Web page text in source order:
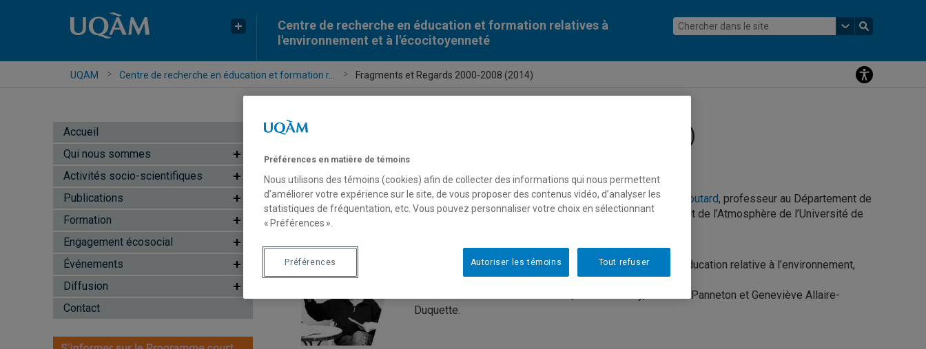
Centre de recherche en éducation et formation relatives à
l'environnement et à l'écocitoyenneté
UQAM Centre de recherche en éducation et formation r... Fragments et Regards 2000-2008 (2014)
Accueil
Qui nous sommes
Activités socio-scientifiques
Publications
Formation
Engagement écosocial
Événements
Diffusion
Contact
Fragments et Regards 2000-2008 (2014)
Un espace numérique a été dédié à la mémoire d’Armel Boutard, professeur au Département de
physique puis au Département des sciences de la Terre et de l’Atmosphère de l’Université de
Une production de la Chaire de recherche du Canada en éducation relative à l’environnement,
sous la direction de Patrick Charland.
Collaborateur.rice.s : Lucie Sauvé, Victor Garibay, Francine Panneton et Geneviève Allaire-
Duquette.
Préférences en matière de témoins
Nous utilisons des témoins (cookies) afin de collecter des informations qui nous permettent
d’améliorer votre expérience sur le site, de vous proposer des contenus vidéo, d’analyser les
statistiques de fréquentation, etc. Vous pouvez personnaliser votre choix en sélectionnant
« Préférences ».
Tout refuser
Autoriser les témoins
Préférences